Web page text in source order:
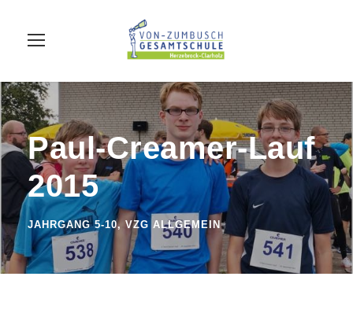
Paul-Creamer-Lauf
2015
JAHRGANG 5-10, VZG ALLGEMEIN